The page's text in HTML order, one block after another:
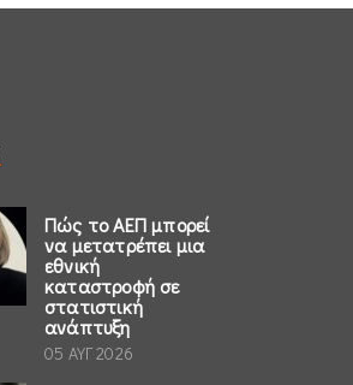
Πώς το ΑΕΠ μπορεί
να μετατρέπει μια
εθνική
καταστροφή σε
στατιστική
ανάπτυξη
05 ΑΥΓ 2026